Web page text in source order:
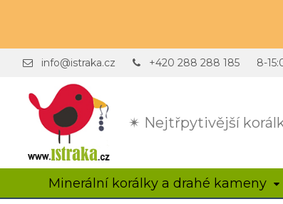
✴ Nejtřpytivější
info@istraka.cz +420 288 288 185 8-
Minerální korálky a drahé kameny